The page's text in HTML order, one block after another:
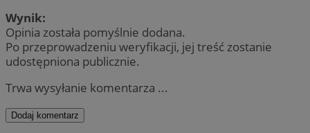
Wynik:
Opinia została pomyślnie dodana.
Po przeprowadzeniu weryfikacji, jej treść zostanie
udostępniona publicznie.
Trwa wysyłanie komentarza ...
Dodaj komentarz